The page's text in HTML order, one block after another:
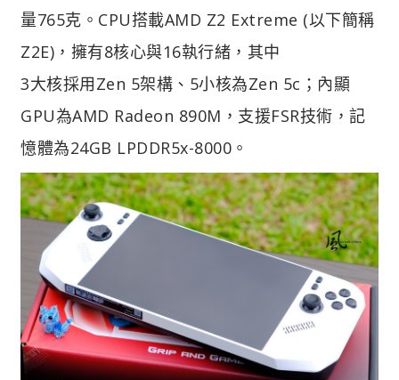
量765克。 CPU搭載AMD Z2 Extreme (以下簡稱
Z2E)，擁有8核心與16執行緒，其中
3大核採用Zen 5架構、5小核為Zen 5c；內顯
GPU為AMD Radeon 890M，支援FSR技術，記
憶體為24GB LPDDR5x-8000。